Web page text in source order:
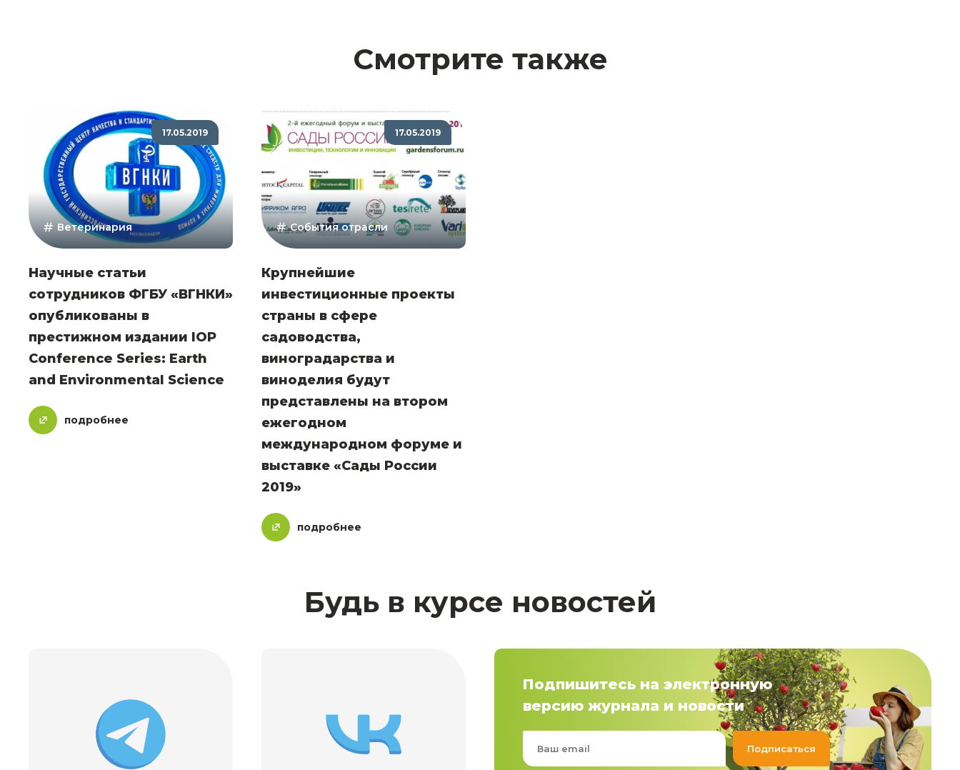
Смотрите также
17.05.2019
Ветеринария
Научные статьи
сотрудников ФГБУ «ВГНКИ»
опубликованы в
престижном издании IOP
Conference Series: Earth
and Environmental Science
подробнее
17.05.2019
События отрасли
Крупнейшие
инвестиционные проекты
страны в сфере
садоводства,
виноградарства и
виноделия будут
представлены на втором
ежегодном
международном форуме и
выставке «Сады России
2019»
подробнее
Будь в курсе новостей
Подпишитесь на электронную
версию журнала и новости